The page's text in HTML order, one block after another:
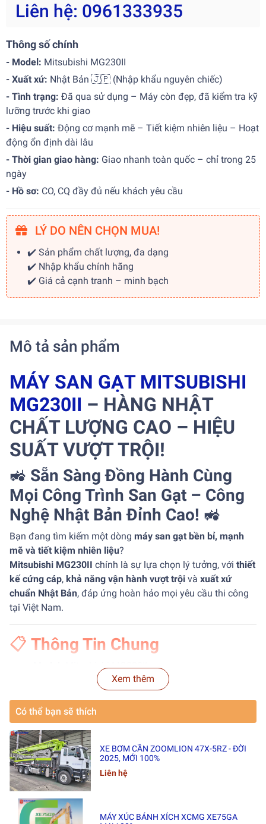
Liên hệ: 0961333935
Thông số chính
- Model: Mitsubishi MG230II
- Xuất xứ: Nhật Bản 🇯🇵 (Nhập khẩu nguyên chiếc)
- Tình trạng: Đã qua sử dụng – Máy còn đẹp, đã kiểm tra kỹ
lưỡng trước khi giao
- Hiệu suất: Động cơ mạnh mẽ – Tiết kiệm nhiên liệu – Hoạt
động ổn định dài lâu
- Thời gian giao hàng: Giao nhanh toàn quốc – chỉ trong 25
ngày
- Hồ sơ: CO, CQ đầy đủ nếu khách yêu cầu
LÝ DO NÊN CHỌN MUA!
✔️ Sản phẩm chất lượng, đa dạng
✔️ Nhập khẩu chính hãng
✔️ Giá cả cạnh tranh – minh bạch
Mô tả sản phẩm
MÁY SAN GẠT MITSUBISHI
MG230II – HÀNG NHẬT
CHẤT LƯỢNG CAO – HIỆU
SUẤT VƯỢT TRỘI!
🚜 Sẵn Sàng Đồng Hành Cùng
Mọi Công Trình San Gạt – Công
Nghệ Nhật Bản Đỉnh Cao! 🚜
Bạn đang tìm kiếm một dòng máy san gạt bền bỉ, mạnh
mẽ và tiết kiệm nhiên liệu?
Mitsubishi MG230II chính là sự lựa chọn lý tưởng, với thiết
kế cứng cáp, khả năng vận hành vượt trội và xuất xứ
chuẩn Nhật Bản, đáp ứng hoàn hảo mọi yêu cầu thi công
tại Việt Nam.
📋 Thông Tin Chung
Mitsubishi MG230II
Nhật Bản 🇯🇵 (Nhập khẩu nguyên chiếc)
Tình trạng:Đã qua sử dụng – Máy còn đẹp, đã kiểm
tra kỹ lưỡng trước khi giao
Hiệu suất:Động cơ mạnh mẽ – Tiết kiệm nhiên liệu
– Hoạt động ổn định dài lâu
Thời gian giao hàng:
trong 25 ngày
Xem thêm
Có thể bạn sẽ thích
XE BƠM CẦN ZOOMLION 47X-5RZ - ĐỜI
2025, MỚI 100%
Liên hệ
MÁY XÚC BÁNH XÍCH XCMG XE75GA